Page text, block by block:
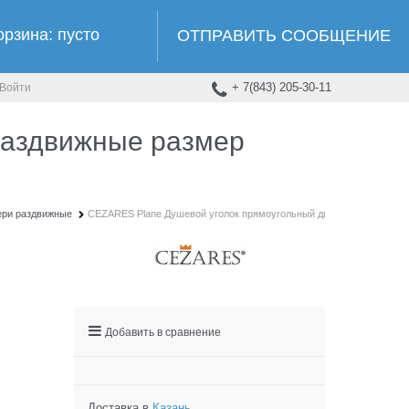
пусто ОТПРАВИТЬ СООБЩЕНИЕ
Войти + 7(843) 205-30-11
размер
раздвижные CEZARES Plane Душевой уголок прямоугольный двери
Добавить в сравнение